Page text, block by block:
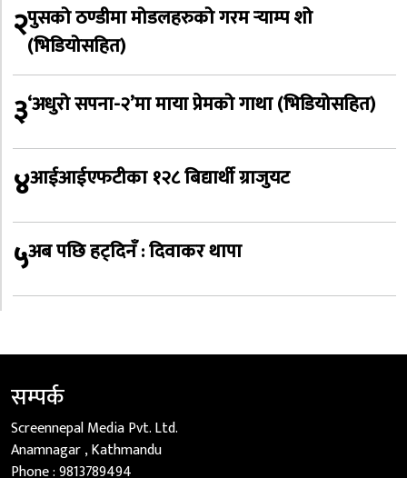
२पुसको ठण्डीमा मोडलहरुको गरम र्‍याम्प शो
(भिडियोसहित)
३‘अधुरो सपना-२’मा माया प्रेमको गाथा (भिडियोसहित)
४आईआईएफटीका १२८ बिद्यार्थी ग्राजुयट
५अब पछि हट्दिनँ : दिवाकर थापा
सम्पर्क
Screennepal Media Pvt. Ltd.
Anamnagar , Kathmandu
Phone :9813789494